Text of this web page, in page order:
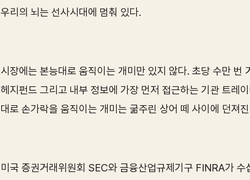
우리의 뇌는 선사시대에 멈춰 있다.
시장에는 본능대로 움직이는 개미만 있지 않다. 초당 수만
헤지펀드 그리고 내부 정보에 가장 먼저 접근하는 기관 트레
대로 손가락을 움직이는 개미는 굶주린 상어 떼 사이에 던져
미국 증권거래위원회 SEC와 금융산업규제기구 FINRA가